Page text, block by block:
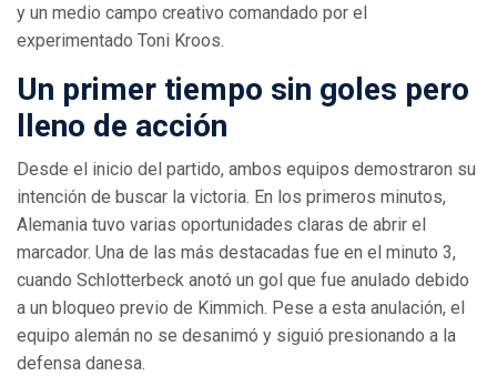
y un medio campo creativo comandado por el
experimentado Toni Kroos.
Un primer tiempo sin goles pero
lleno de acción
Desde el inicio del partido, ambos equipos demostraron su
intención de buscar la victoria. En los primeros minutos,
Alemania tuvo varias oportunidades claras de abrir el
marcador. Una de las más destacadas fue en el minuto 3,
cuando Schlotterbeck anotó un gol que fue anulado debido
a un bloqueo previo de Kimmich. Pese a esta anulación, el
equipo alemán no se desanimó y siguió presionando a la
defensa danesa.